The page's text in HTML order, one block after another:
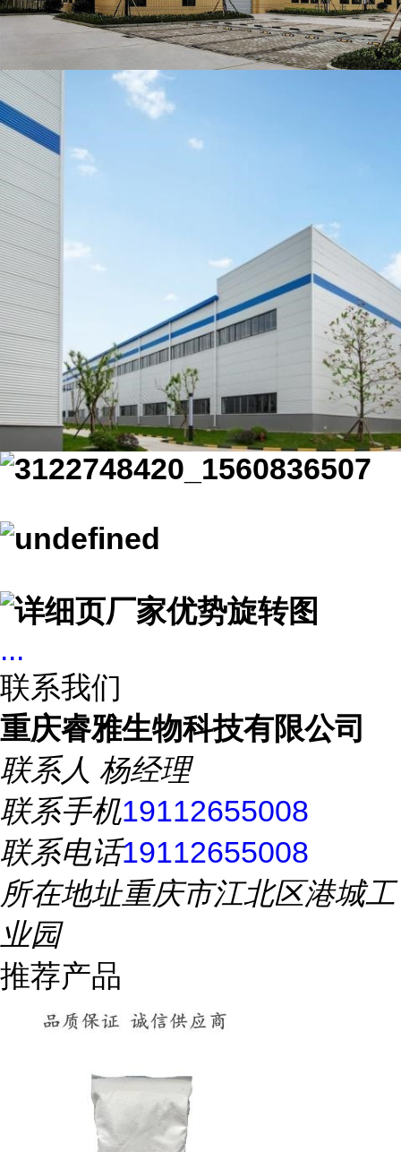
...
联系我们
重庆睿雅生物科技有限公司
联系人 杨经理
联系手机19112655008
联系电话19112655008
所在地址重庆市江北区港城工
业园
推荐产品